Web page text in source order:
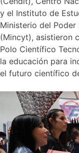
y el Instituto de
Ministerio del
(Mincyt), asistieron
Polo Científico
la educación para
el futuro científico